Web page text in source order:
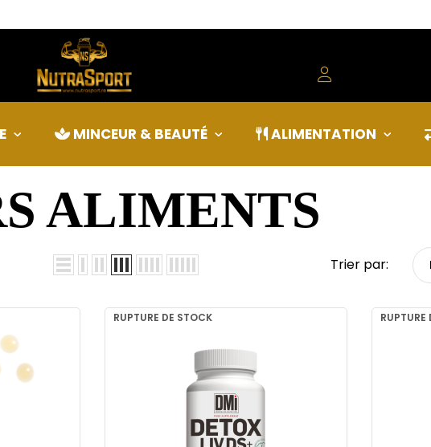
MINCEUR & BEAUTÉ ALIMENTATION
ALIMENTS
Trier par:
RUPTURE DE STOCK RUPTURE